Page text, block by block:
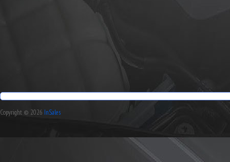
Copyright © 2026 InSales